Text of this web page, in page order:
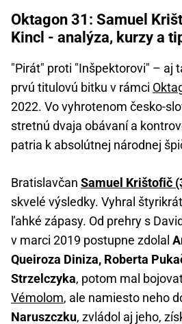
Oktagon 31: Samuel
Kincl - analýza, kurzy a
"Pirát" proti "Inšpektorovi" – aj
prvú titulovú bitku v rámci
2022. Vo vyhrotenom česko-
stretnú dvaja obávaní a
patria k absolútnej národnej
Bratislavčan Samuel Krištofič
skvelé výsledky. Vyhral
ľahké zápasy. Od prehry s
v marci 2019 postupne zdolal
Queiroza Diniza, Roberta
Strzelczyka, potom mal
Vémolom, ale namiesto neho
Naruszczku, zvládol aj jeho,